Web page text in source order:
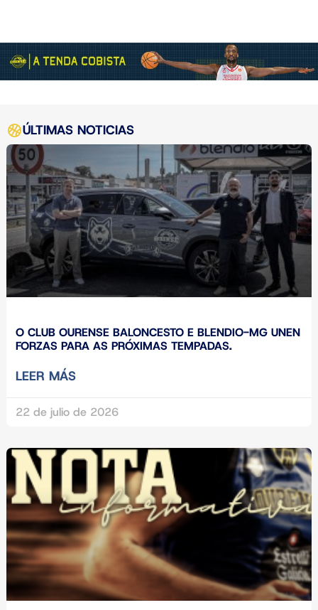
ÚLTIMAS NOTICIAS
O CLUB OURENSE BALONCESTO E BLENDIO-MG UNEN
FORZAS PARA AS PRÓXIMAS TEMPADAS.
LEER MÁS
22 de julio de 2026